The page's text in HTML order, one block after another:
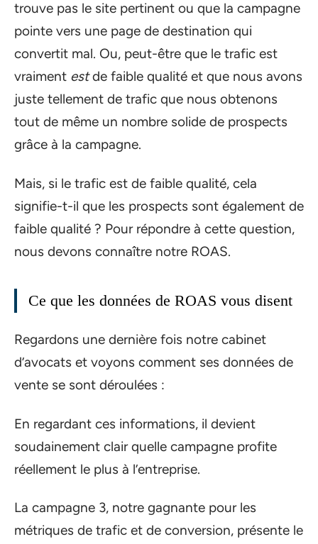
trouve pas le site pertinent ou que la campagne
pointe vers une page de destination qui
convertit mal. Ou, peut-être que le trafic est
vraiment estde faible qualité et que nous avons
juste tellement de trafic que nous obtenons
tout de même un nombre solide de prospects
grâce à la campagne.
Mais, si le trafic est de faible qualité, cela
signifie-t-il que les prospects sont également de
faible qualité ? Pour répondre à cette question,
nous devons connaître notre ROAS.
Ce que les données de ROAS vous disent
Regardons une dernière fois notre cabinet
d’avocats et voyons comment ses données de
vente se sont déroulées :
En regardant ces informations, il devient
soudainement clair quelle campagne profite
réellement le plus à l’entreprise.
La campagne 3, notre gagnante pour les
métriques de trafic et de conversion, présente le